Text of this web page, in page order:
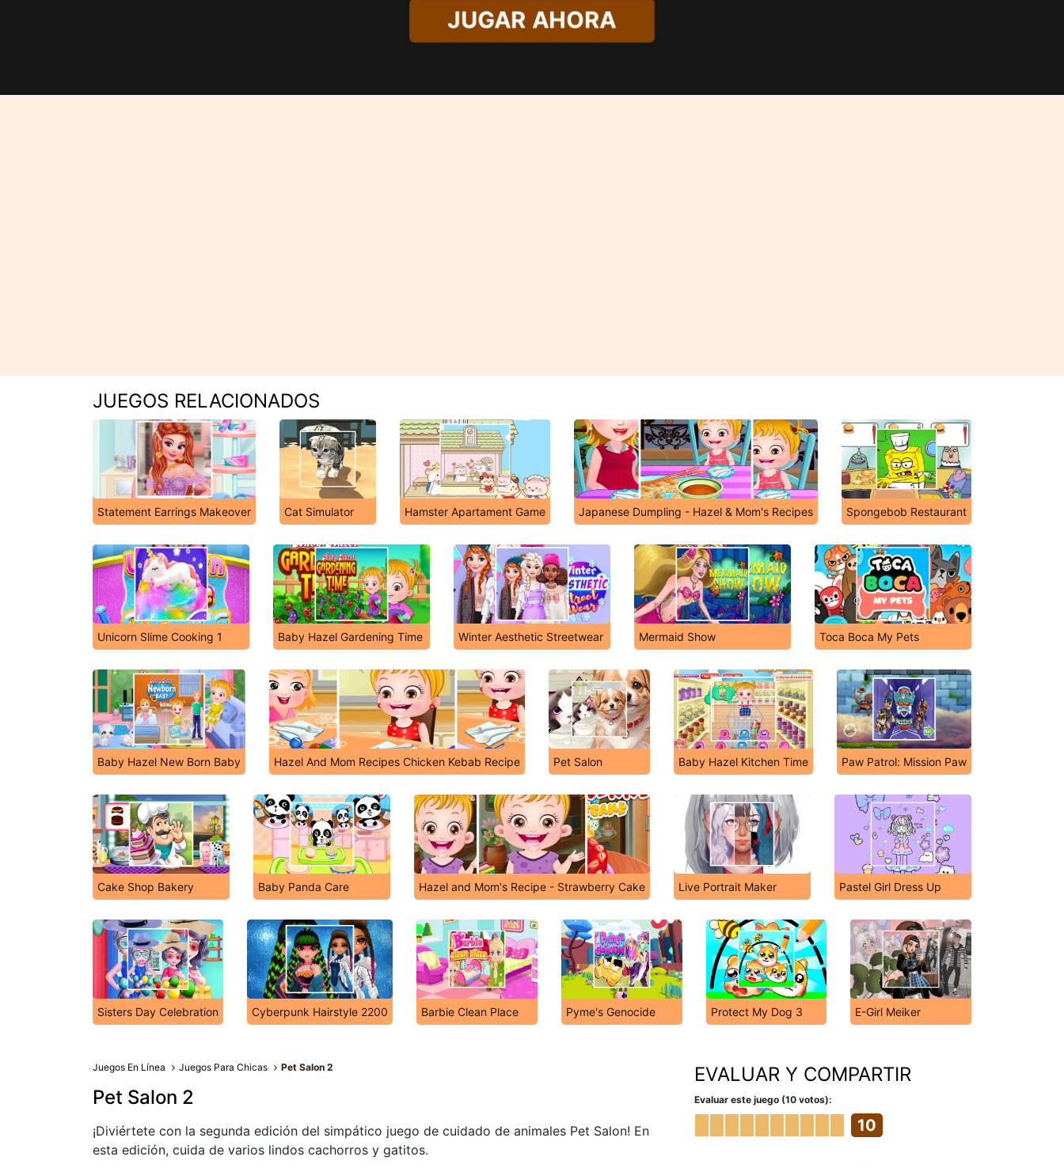
JUGAR AHORA
JUEGOS RELACIONADOS
Statement Earrings Makeover Cat Simulator Hamster Apartament Game Japanese Dumpling - Hazel & Mom's Recipes Spongebob Restaurant
Unicorn Slime Cooking 1 Baby Hazel Gardening Time Winter Aesthetic Streetwear Mermaid Show Toca Boca My Pets
Baby Hazel New Born Baby Hazel And Mom Recipes Chicken Kebab Recipe Pet Salon Baby Hazel Kitchen Time Paw Patrol: Mission Paw
Cake Shop Bakery Baby Panda Care Hazel and Mom's Recipe - Strawberry Cake Live Portrait Maker Pastel Girl Dress Up
Sisters Day Celebration Cyberpunk Hairstyle 2200 Barbie Clean Place Pyme's Genocide Protect My Dog 3 E-Girl Meiker
Juegos En Línea Juegos Para Chicas Pet Salon 2
Pet Salon 2
¡Diviértete con la segunda edición del simpático juego de cuidado de animales Pet Salon! En
esta edición, cuida de varios lindos cachorros y gatitos.
EVALUAR Y COMPARTIR
Evaluar este juego (10 votos):
10